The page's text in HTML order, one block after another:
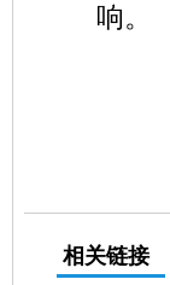
响。
相关链接